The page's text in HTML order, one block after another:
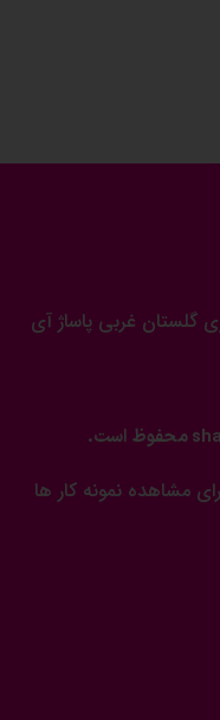
آباد مرکزی ، 20 متری گلستان غربی پاساژ آی
مشاهده نمونه کار ها